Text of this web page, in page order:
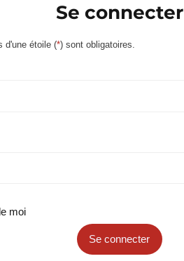
Se connecter
d'une étoile (*) sont obligatoires.
moi
Se connecter